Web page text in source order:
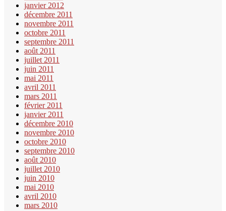
janvier 2012
décembre 2011
novembre 2011
octobre 2011
septembre 2011
août 2011
juillet 2011
juin 2011
mai 2011
avril 2011
mars 2011
février 2011
janvier 2011
décembre 2010
novembre 2010
octobre 2010
septembre 2010
août 2010
juillet 2010
juin 2010
mai 2010
avril 2010
mars 2010